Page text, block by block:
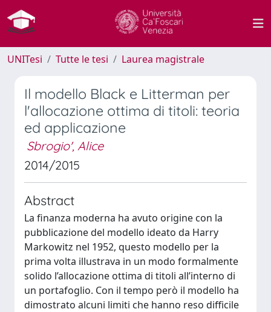
UNITesi Tutte le tesi Laurea magistrale
Il modello Black e Litterman per
l'allocazione ottima di titoli: teoria
ed applicazione
Sbrogio', Alice
2014/2015
Abstract
La finanza moderna ha avuto origine con la
pubblicazione del modello ideato da Harry
Markowitz nel 1952, questo modello per la
prima volta illustrava in un modo formalmente
solido l’allocazione ottima di titoli all’interno di
un portafoglio. Con il tempo però il modello ha
dimostrato alcuni limiti che hanno reso difficile